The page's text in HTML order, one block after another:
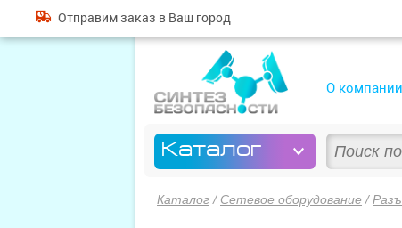
О компании
Каталог
Отправим заказ в Ваш город
Каталог / Сетевое оборудование /